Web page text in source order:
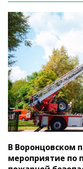
В Воронцовском
мероприятие по